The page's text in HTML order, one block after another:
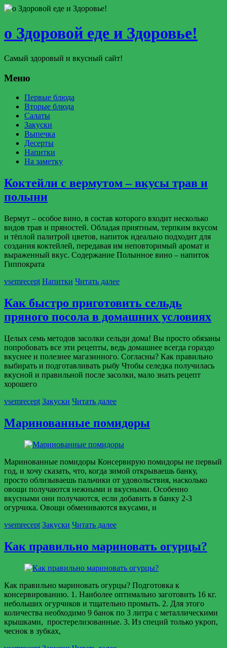
о Здоровой еде и Здоровье!
Самый здоровый и вкусный сайт!
Меню
Первые блюда
Вторые блюда
Салаты
Закуски
Выпечка
Десерты
Напитки
На заметку
Коктейли с вермутом – вкусы трав и
полыни
Вермут – особое вино, в состав которого входит несколько
видов трав и пряностей. Обладая приятным, терпким вкусом
и тёплой палитрой цветов, напиток идеально подходит для
создания коктейлей, передавая им неповторимый аромат и
выраженный вкус. Содержание Полынное вино – напиток
Гиппократа
vsemrecept Напитки Читать далее
Как быстро приготовить сельдь
пряного посола в домашних условиях
Целых семь методов засолки сельди дома! Вы просто обязаны
попробовать все эти рецепты, ведь домашнее всегда гораздо
вкуснее и полезнее магазинного. Согласны? Как правильно
выбирать и подготавливать рыбу Чтобы селедка получилась
вкусной и правильной после засолки, мало знать рецепт
хорошего
vsemrecept Закуски Читать далее
Маринованные помидоры
Маринованные помидоры Консервирую помидоры не первый
год, и хочу сказать, что, когда зимой открываешь банку,
просто облизываешь пальчики от удовольствия, насколько
овощи получаются нежными и вкусными. Особенно
вкусными они получаются, если добавить в банку 2-3
огурчика. Овощи обмениваются вкусами, и
vsemrecept Закуски Читать далее
Как правильно мариновать огурцы?
Как правильно мариновать огурцы? Подготовка к
консервированию. 1. Наиболее оптимально заготовить 16 кг.
небольших огурчиков и тщательно промыть. 2. Для этого
количества необходимо 9 банок по 3 литра с металлическими
крышками, простерелизованные. 3. Из специй только укроп,
чеснок в зубках,